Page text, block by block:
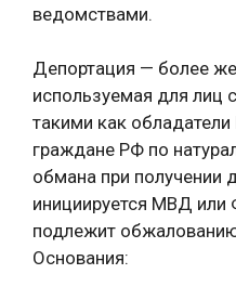
ведомствами.
Депортация — более
используемая для лиц
такими как
граждане РФ по
обмана при получении
инициируется МВД или
подлежит
Основания: